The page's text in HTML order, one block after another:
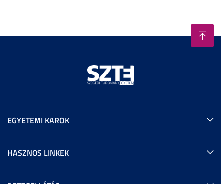
EGYETEMI KAROK
HASZNOS LINKEK